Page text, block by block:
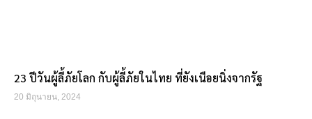
23 ปีวันผู้ลี้ภัยโลก กับผู้ลี้ภัยในไทย ที่ยังเนือยนิ่งจากรัฐ
20 มิถุนายน, 2024